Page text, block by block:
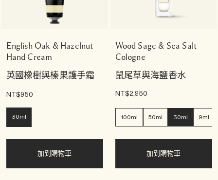
English Oak & Hazelnut
Hand Cream
英國橡樹與榛果護手霜
NT$950
30ml
加到購物車
Wood Sage & Sea Salt
Cologne
鼠尾草與海鹽香水
NT$2,950
100ml 50ml 30ml 9ml
加到購物車